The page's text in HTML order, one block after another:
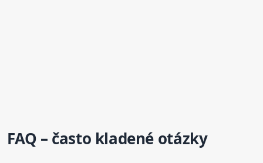
FAQ – často kladené otázky